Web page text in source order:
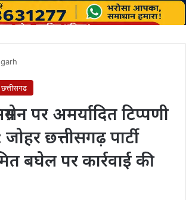
छत्तीसगढ
पर अमर्यादित टिप्पणी
छत्तीसगढ़ पार्टी
बघेल पर कार्रवाई की